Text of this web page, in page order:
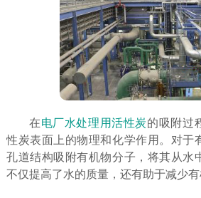
在电厂水处理用活性炭的吸附过
性炭表面上的物理和化学作用。对于
孔道结构吸附有机物分子，将其从水
不仅提高了水的质量，还有助于减少有